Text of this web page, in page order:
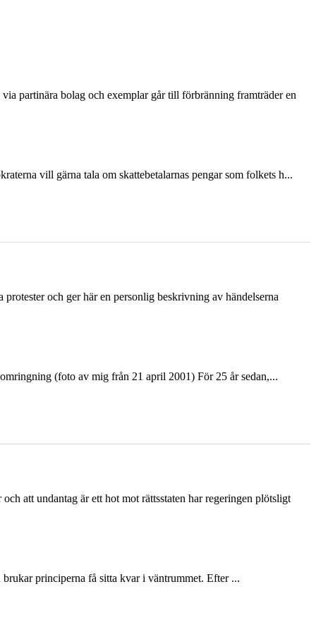
partinära bolag och exemplar går till förbränning framträder en
vill gärna tala om skattebetalarnas pengar som folkets h...
och ger här en personlig beskrivning av händelserna
(foto av mig från 21 april 2001) För 25 år sedan,...
att undantag är ett hot mot rättsstaten har regeringen plötsligt
principerna få sitta kvar i väntrummet. Efter ...